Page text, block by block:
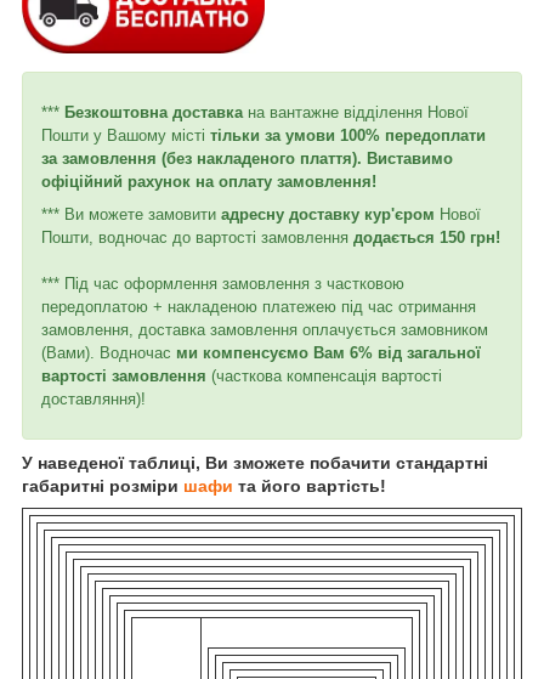
*** Безкоштовна доставкана вантажне відділення Нової
Пошти у Вашому місті тільки за умови 100% передоплати
за замовлення (без накладеного плаття). Виставимо
офіційний рахунок на оплату замовлення!
*** Ви можете замовити адресну доставку кур'єром Нової
Пошти, водночас до вартості замовлення додається 150 грн!
*** Під час оформлення замовлення з частковою
передоплатою + накладеною платежею під час отримання
замовлення, доставка замовлення оплачується замовником
(Вами). Водночас ми компенсуємо Вам 6% від загальної
вартості замовлення (часткова компенсація вартості
доставляння)!
У наведеної таблиці, Ви зможете побачити стандартні
габаритні розміри шафи та його вартість!